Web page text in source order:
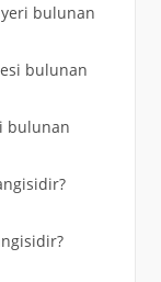
bulunan
bulunan
bulunan